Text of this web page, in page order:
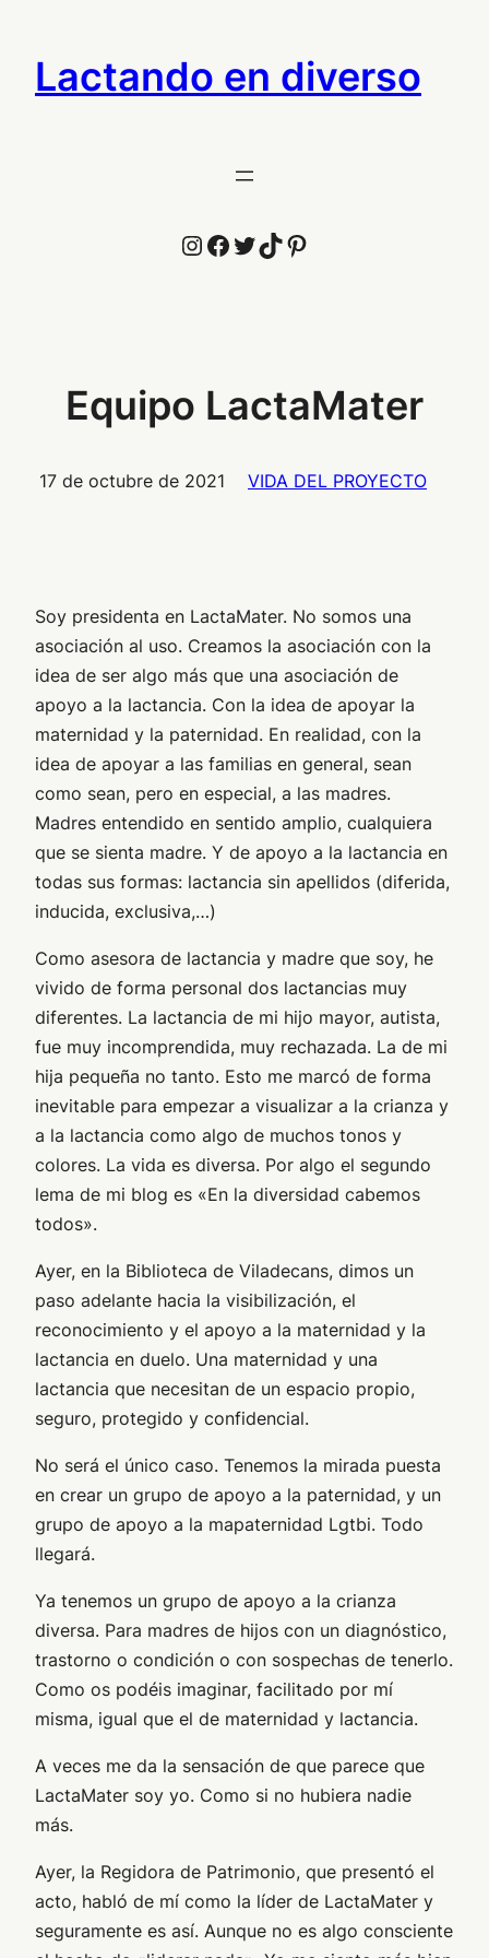
contenido
Lactando en diverso
Instagram
Facebook
Twitter
TikTok
Pinterest
Equipo LactaMater
17 de octubre de 2021 VIDA DEL PROYECTO
Soy presidenta en LactaMater. No somos una
asociación al uso. Creamos la asociación con la
idea de ser algo más que una asociación de
apoyo a la lactancia. Con la idea de apoyar la
maternidad y la paternidad. En realidad, con la
idea de apoyar a las familias en general, sean
como sean, pero en especial, a las madres.
Madres entendido en sentido amplio, cualquiera
que se sienta madre. Y de apoyo a la lactancia en
todas sus formas: lactancia sin apellidos (diferida,
inducida, exclusiva,…)
Como asesora de lactancia y madre que soy, he
vivido de forma personal dos lactancias muy
diferentes. La lactancia de mi hijo mayor, autista,
fue muy incomprendida, muy rechazada. La de mi
hija pequeña no tanto. Esto me marcó de forma
inevitable para empezar a visualizar a la crianza y
a la lactancia como algo de muchos tonos y
colores. La vida es diversa. Por algo el segundo
lema de mi blog es «En la diversidad cabemos
todos».
Ayer, en la Biblioteca de Viladecans, dimos un
paso adelante hacia la visibilización, el
reconocimiento y el apoyo a la maternidad y la
lactancia en duelo. Una maternidad y una
lactancia que necesitan de un espacio propio,
seguro, protegido y confidencial.
No será el único caso. Tenemos la mirada puesta
en crear un grupo de apoyo a la paternidad, y un
grupo de apoyo a la mapaternidad Lgtbi. Todo
llegará.
Ya tenemos un grupo de apoyo a la crianza
diversa. Para madres de hijos con un diagnóstico,
trastorno o condición o con sospechas de tenerlo.
Como os podéis imaginar, facilitado por mí
misma, igual que el de maternidad y lactancia.
A veces me da la sensación de que parece que
LactaMater soy yo. Como si no hubiera nadie
más.
Ayer, la Regidora de Patrimonio, que presentó el
acto, habló de mí como la líder de LactaMater y
seguramente es así. Aunque no es algo consciente